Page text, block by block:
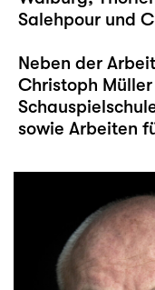
Salehpour und
Neben der
Christoph
sowie Arbeiten